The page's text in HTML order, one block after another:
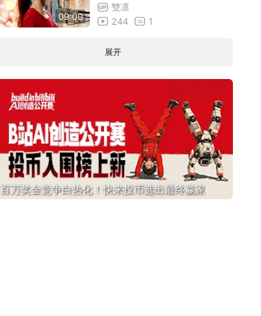
09:00
雙凛
244
1
展开
百万奖金竞争白热化！快来投币选出最终赢家